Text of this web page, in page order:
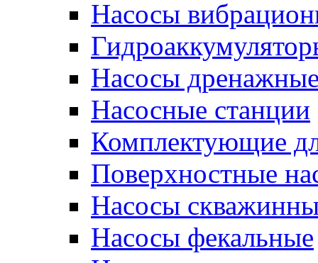
Насосы
Насосы
Насосные станции
Комплектующие
Поверхностные
Насосы
Насосы фекальные